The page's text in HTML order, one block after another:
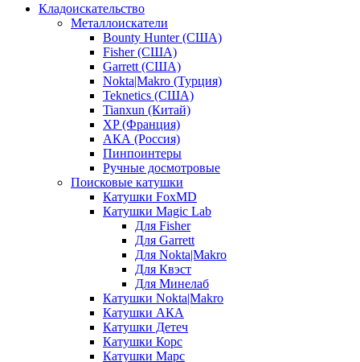
Кладоискательство
Металлоискатели
Bounty Hunter (США)
Fisher (США)
Garrett (США)
Nokta|Makro (Турция)
Teknetics (США)
Tianxun (Китай)
XP (Франция)
АКА (Россия)
Пинпоинтеры
Ручные досмотровые
Поисковые катушки
Катушки FoxMD
Катушки Magic Lab
Для Fisher
Для Garrett
Для Nokta|Makro
Для Квэст
Для Минелаб
Катушки Nokta|Makro
Катушки АКА
Катушки Детеч
Катушки Корс
Катушки Марс